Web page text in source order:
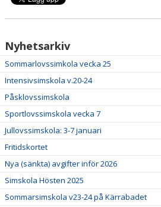
KOMMANDE KURSSTARTER
Nyhetsarkiv
Sommarlovssimkola vecka 25
Intensivsimskola v.20-24
Påsklovssimskola
Sportlovssimskola vecka 7
Jullovssimskola: 3-7 januari
Fritidskortet
Nya (sänkta) avgifter inför 2026
Simskola Hösten 2025
Sommarsimskola v23-24 på Kärrabadet